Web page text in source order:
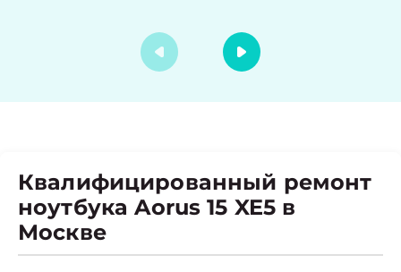
Квалифицированный ремонт
ноутбука Aorus 15 XE5 в
Москве